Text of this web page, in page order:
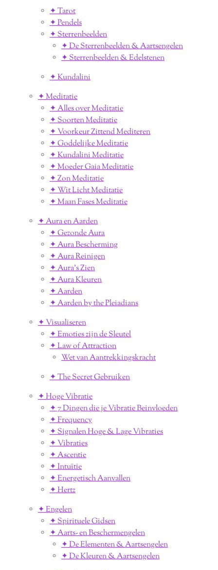
✦ Tarot
✦ Pendels
✦ Sterrenbeelden
✦ De Sterrenbeelden & Aartsengelen
✦ Sterrenbeelden & Edelstenen
✦ Kundalini
✦ Meditatie
✦ Alles over Meditatie
✦ Soorten Meditatie
✦ Voorkeur Zittend Mediteren
✦ Goddelijke Meditatie
✦ Kundalini Meditatie
✦ Moeder Gaia Meditatie
✦ Zon Meditatie
✦ Wit Licht Meditatie
✦ Maan Fases Meditatie
✦ Aura en Aarden
✦ Gezonde Aura
✦ Aura Bescherming
✦ Aura Reinigen
✦ Aura's Zien
✦ Aura Kleuren
✦ Aarden
✦ Aarden by the Pleiadians
✦ Visualiseren
✦ Emoties zijn de Sleutel
✦ Law of Attraction
Wet van Aantrekkingskracht
✦ The Secret Gebruiken
✦ Hoge Vibratie
✦ 7 Dingen die je Vibratie Beinvloeden
✦ Frequency
✦ Signalen Hoge & Lage Vibraties
✦ Vibraties
✦ Ascentie
✦ Intuïtie
✦ Energetisch Aanvallen
✦ Hertz
✦ Engelen
✦ Spirituele Gidsen
✦ Aarts- en Beschermengelen
✦ De Elementen & Aartsengelen
✦ De Kleuren & Aartsengelen